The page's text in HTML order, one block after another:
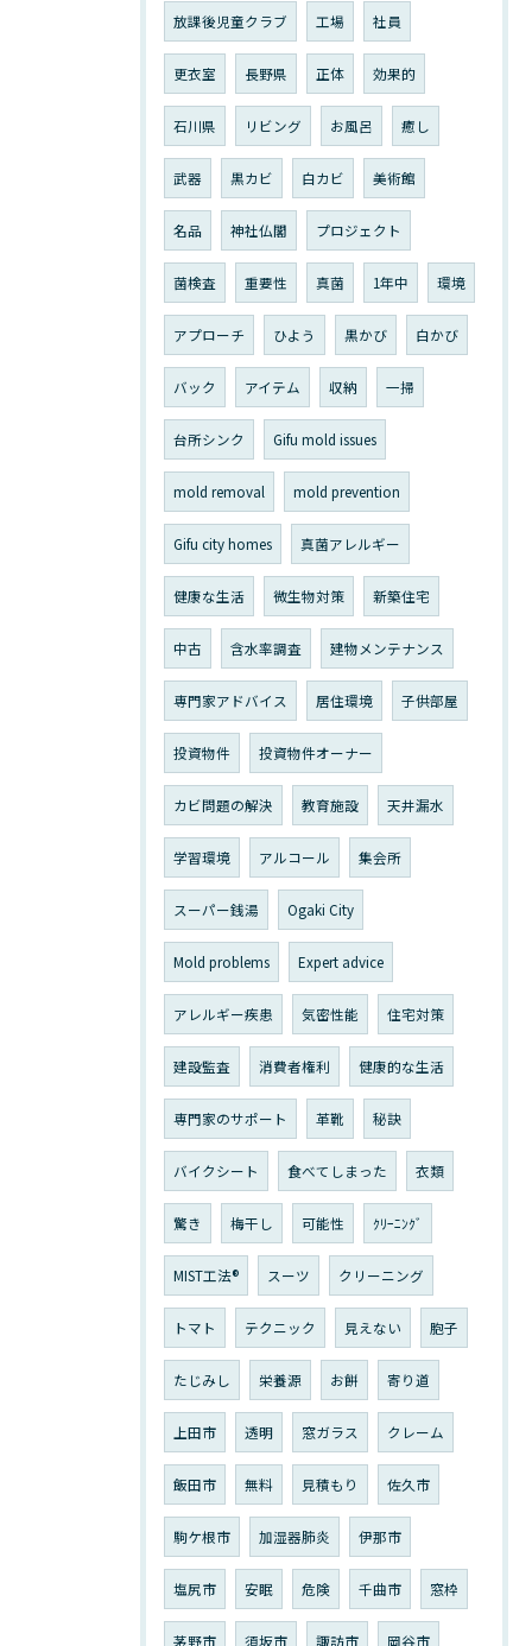
放課後児童クラブ 工場 社員
更衣室 長野県 正体 効果的
石川県 リビング お風呂 癒し
武器 黒カビ 白カビ 美術館
名品 神社仏閣 プロジェクト
菌検査 重要性 真菌 1年中 環境
アプローチ ひよう 黒かび 白かび
バック アイテム 収納 一掃
台所シンク Gifu mold issues
mold removal mold prevention
Gifu city homes 真菌アレルギー
健康な生活 微生物対策 新築住宅
中古 含水率調査 建物メンテナンス
専門家アドバイス 居住環境 子供部屋
投資物件 投資物件オーナー
カビ問題の解決 教育施設 天井漏水
学習環境 アルコール 集会所
スーパー銭湯 Ogaki City
Mold problems Expert advice
アレルギー疾患 気密性能 住宅対策
建設監査 消費者権利 健康的な生活
専門家のサポート 革靴 秘訣
バイクシート 食べてしまった 衣類
驚き 梅干し 可能性 ｸﾘｰﾆﾝｸﾞ
MIST工法® スーツ クリーニング
トマト テクニック 見えない 胞子
たじみし 栄養源 お餅 寄り道
上田市 透明 窓ガラス クレーム
飯田市 無料 見積もり 佐久市
駒ケ根市 加湿器肺炎 伊那市
塩尻市 安眠 危険 千曲市 窓枠
茅野市 須坂市 諏訪市 岡谷市